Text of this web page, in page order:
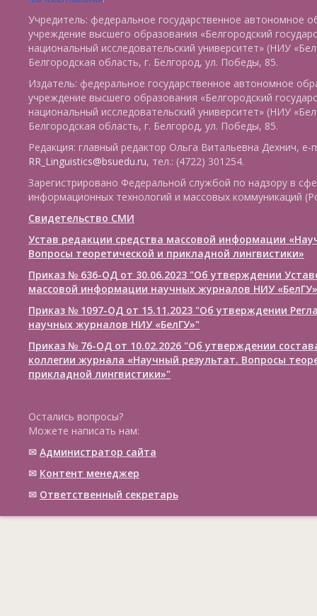
Учредитель: федеральное государственное автономное
учреждение высшего образования «Белгородский
национальный исследовательский университет» (НИУ
Белгородская область, г. Белгород, ул. Победы, 85.
Издатель: федеральное государственное автономное
учреждение высшего образования «Белгородский
национальный исследовательский университет» (НИУ
Белгородская область, г. Белгород, ул. Победы, 85.
Редакция: главный редактор Ольга Витальевна Дехнич, e-
RR_Linguistics@bsuedu.ru, тел.: (4722) 301254.
Зарегистрировано Федеральной службой по надзору в
информационных технологий и массовых коммуникаций
Свидетельство СМИ
Устав редакции средства массовой информации
Вопросы теоретической и прикладной лингвистики»
Приказ № 636-ОД от 30.06.2023 "Об утверждении
массовой информации научных журналов НИУ «БелГУ»
Приказ № 1097-ОД от 15.11.2023 "Об утверждении
научных журналов НИУ «БелГУ»"
Приказ № 76-ОД от 10.02.2026 "Об утверждении
коллегии журнала «Научный результат. Вопросы
прикладной лингвистики»"
Остались вопросы?
Можете написать нам:
✉ Администратор сайта
✉ Контент менеджер
✉ Ответственный cекретарь